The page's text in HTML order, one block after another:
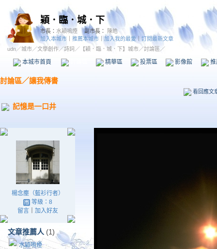
穎．臨．城．下
市長： 水穎鳴煙 副市長：
陳皓
加入本城市
推薦本城市 加入我的最愛｜訂閱最新文章
udn／城市／文學創作／詩詞 ／ 【穎．臨．城．下】城市／討論區／
本城市首頁 精華區 投票區 影像館
討論區／讓我傳書
看回應文
記憶是一口井
楊念塵（藍衫行者）
等級：8
留言｜ 加入好友
文章推薦人 (1)
水穎鳴煙